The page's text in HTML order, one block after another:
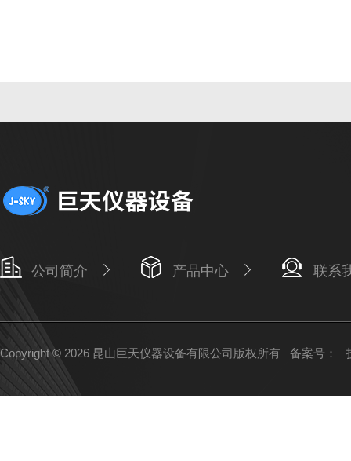
公司简介 产品中心 联系
Copyright © 2026 昆山巨天仪器设备有限公司版权所有 备案号：